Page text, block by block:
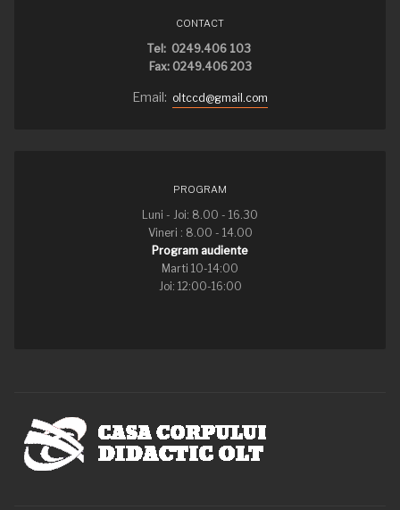
CONTACT
Tel: 0249.406 103
Fax: 0249.406 203
Email: oltccd@gmail.com
PROGRAM
Luni - Joi: 8.00 - 16.30
Vineri : 8.00 - 14.00
Program audiente
Marti 10-14:00
Joi: 12:00-16:00